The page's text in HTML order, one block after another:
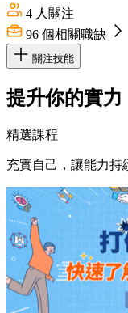
4 人關注
96 個相關職缺
關注技能
提升你的實
精選課程
充實自己，讓能力持